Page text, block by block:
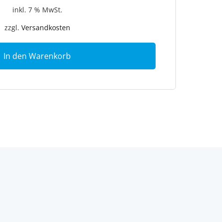
inkl. 7 % MwSt.
zzgl. Versandkosten
In den Warenkorb